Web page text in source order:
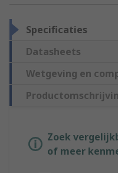
Specificaties
Datasheets
Wetgeving en
Zoek
of meer